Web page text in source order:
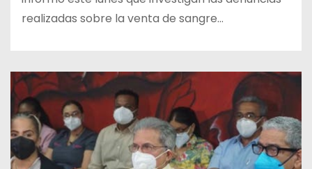
realizadas sobre la venta de sangre…